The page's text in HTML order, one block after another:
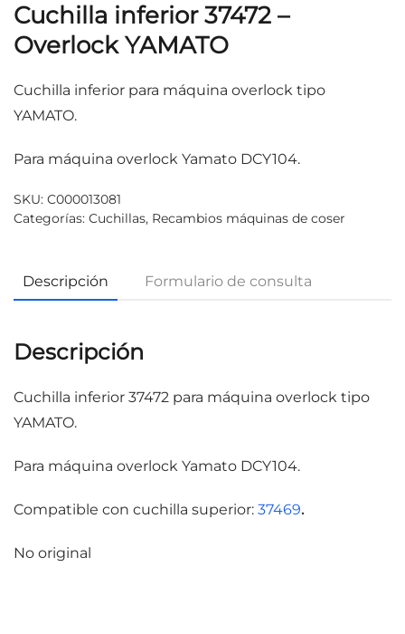
Cuchilla inferior 37472 –
Overlock YAMATO
Cuchilla inferior para máquina overlock tipo
YAMATO.
Para máquina overlock Yamato DCY104.
SKU: C000013081
Categorías: Cuchillas, Recambios máquinas de coser
Descripción Formulario de consulta
Descripción
Cuchilla inferior 37472 para máquina overlock tipo
YAMATO.
Para máquina overlock Yamato DCY104.
Compatible con cuchilla superior: 37469.
No original